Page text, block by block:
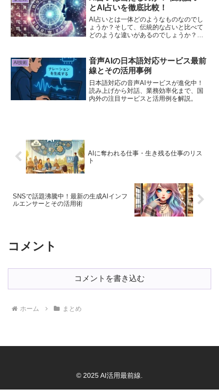
とAI占いを徹底比較！
AI占いとは一体どのようなものなのでし
ょうか？そして、伝統的な占いと比べて
どのような違いがあるのでしょうか？本
て、その可能性と限界について徹底的に
検証します。
AI技術
音声AIの日本語対応サービス最前
線とその活用事例
日本語対応の音声AIサービスが進化中！
読み上げから対話、業務効率化まで、国
内外の注目サービスと活用例を解説。
AIに奪われる仕事・生き残る仕事のリス
ト
SNSで話題沸騰中！最新の生成AIインフ
ルエンサーとその活用術
コメント
コメントを書き込む
ホーム まとめ
© 2025 AI活用最前線.